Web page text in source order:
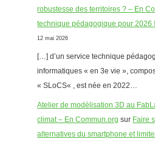
robustesse des territoires ? – En
technique pédagogique pour 2026 !
12 mai 2026
[…] d’un service technique
informatiques « en 3e vie »,
« SLoCS« , est née en 2022…
Atelier de modélisation 3D au
climat – En Commun.org sur Faire
alternatives du smartphone et